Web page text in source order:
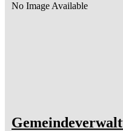
No Image Available